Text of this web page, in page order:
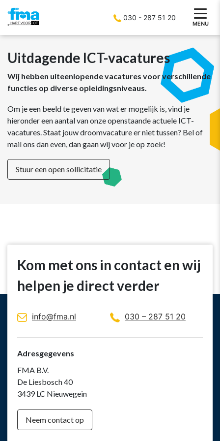
030 - 287 51 20
MENU
Uitdagende ICT-vacatures
Wij hebben uiteenlopende vacatures voor verschillende
functies op diverse opleidingsniveaus.
Om je een beeld te geven van wat er mogelijk is, vind je
hieronder een aantal van onze openstaande actuele ICT-
vacatures. Staat jouw droomvacature er niet tussen? Bel of
mail ons dan even, dan gaan wij voor je op zoek!
Stuur een open sollicitatie
Kom met ons in contact en wij
helpen je direct verder
info@fma.nl 030 – 287 51 20
Adresgegevens
FMA B.V.
De Liesbosch 40
3439 LC Nieuwegein
Neem contact op